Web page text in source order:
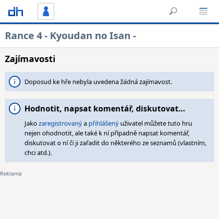
Rance 4 - Kyoudan no Isan -
Zajímavosti
Doposud ke hře nebyla uvedena žádná zajímavost.
Hodnotit, napsat komentář, diskutovat…
Jakozaregistrovanýa přihlášený uživatel můžete tuto hru
nejen ohodnotit, ale také k ní případně napsat komentář,
diskutovat o ní či ji zařadit do některého ze seznamů (vlastním,
chci atd.).